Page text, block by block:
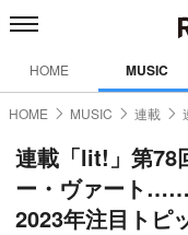
HOME MUSIC
HOME MUSIC 連載
連載「lit!」第78
ー・ヴァート……
2023年注目トピ